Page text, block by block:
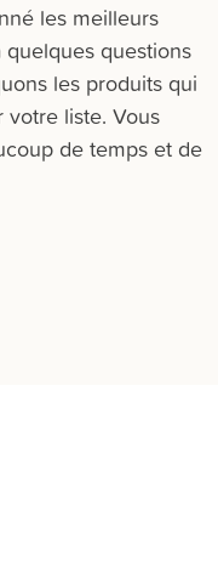
les meilleurs
questions
les produits qui
liste. Vous
de temps et de